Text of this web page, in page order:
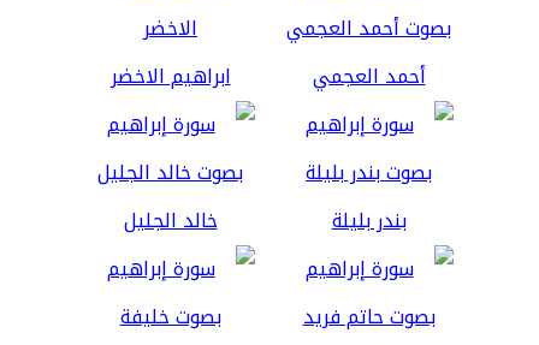
أحمد العجمي ابراهيم الاخضر
بندر بليلة خالد الجليل